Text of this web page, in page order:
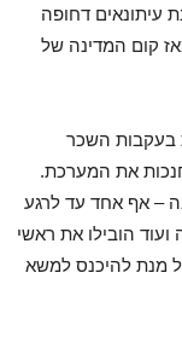
עיתונאים דחופה
קום המדינה של
בעקבות השכר
את המערכת.
– אף אחד עד לרגע
הובילו את ראשי
מנת להיכנס למשא